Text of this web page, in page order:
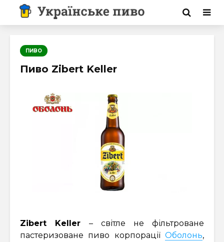
ПИВО
Пиво Zibert Keller
Zibert Keller – світле не фільтроване
пастеризоване пиво корпорації Оболонь,